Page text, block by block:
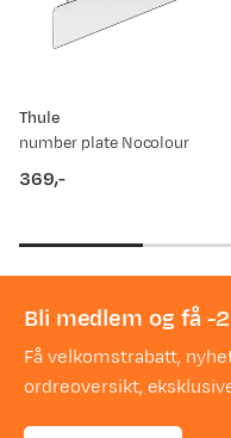
Thule
number plate Nocolour
369,-
Bli medlem og få -
Få velkomstrabatt,
ordreoversikt,